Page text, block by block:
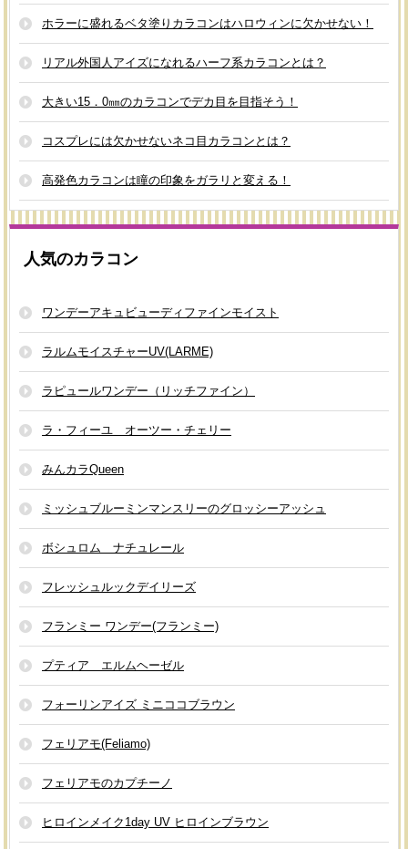
ホラーに盛れるベタ塗りカラコンはハロウィンに欠かせない！
リアル外国人アイズになれるハーフ系カラコンとは？
大きい15．0㎜のカラコンでデカ目を目指そう！
コスプレには欠かせないネコ目カラコンとは？
高発色カラコンは瞳の印象をガラリと変える！
人気のカラコン
ワンデーアキュビューディファインモイスト
ラルムモイスチャーUV(LARME)
ラピュールワンデー（リッチファイン）
ラ・フィーユ オーツー・チェリー
みんカラQueen
ミッシュブルーミンマンスリーのグロッシーアッシュ
ボシュロム ナチュレール
フレッシュルックデイリーズ
フランミー ワンデー(フランミー)
プティア エルムヘーゼル
フォーリンアイズ ミニココブラウン
フェリアモ(Feliamo)
フェリアモのカプチーノ
ヒロインメイク1day UV ヒロインブラウン